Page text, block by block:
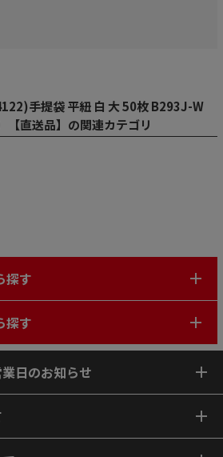
手提袋 平紐 白 大 50枚 B293J-W
【直送品】の関連カテゴリ
探す
探す
日のお知らせ